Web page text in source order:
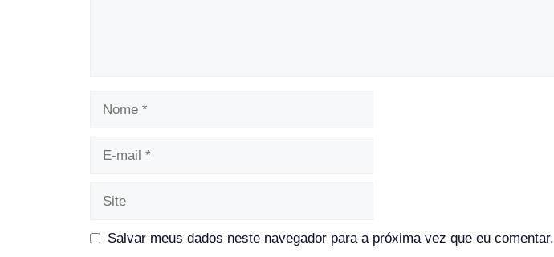
Salvar meus dados neste navegador para a próxima vez que eu comentar.